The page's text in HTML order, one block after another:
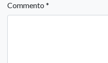
Commento *